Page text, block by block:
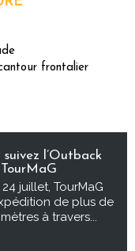
frontalier
l’Outback
juillet, TourMaG
de plus de
à travers...